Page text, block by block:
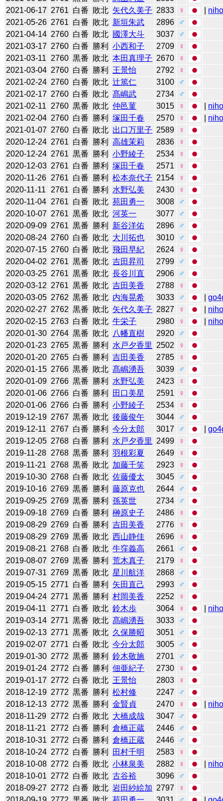
2021-06-17 2761 白番 敗北 矢代久美子 2833 ♀
2021-05-26 2761 白番 敗北 新垣朱武 2896
♂
2021-04-14 2760 白番 敗北 國澤大斗 3037
♂
2021-03-17 2760 白番 勝利 小西和子 2709
♀
2021-03-11
2760 黒番 敗北 本田真理子 2670
♀
2021-03-04 2760 白番 勝利 王景怡 2792
♀
2021-02-24 2760 白番 敗北 辻󠄀篤仁 3100
♂
2021-02-17 2760 白番 敗北 髙嶋武 2734
♂
2021-02-11
2760 黒番 敗北 仲邑菫 3015 ♀
2021-02-04 2760 白番 勝利 塚田千春 2570 ♀
2021-01-07 2760 白番 敗北 出口万里子 2589
♀
2020-12-24 2761 白番 勝利 高雄茉莉 2836
♀
2020-12-24 2761 黒番 勝利 小野綾子 2534
♀
2020-12-03 2761 白番 勝利 塚田千春 2571
♀
2020-11-26 2761 白番 勝利 松本奈代子 2154
♀
2020-11-11
2761 白番 勝利 水野弘美 2430
♀
2020-11-04 2761 白番 敗北 苑田勇一 3008
♂
2020-10-07 2761 黒番 敗北 河英一 3077
♂
2020-09-09 2761 黒番 勝利 新谷洋佑 2896
♂
2020-08-24 2760 白番 敗北 大川拓也 3010
♂
2020-07-15 2760 白番 敗北 飛田早紀 2624
♀
2020-04-02 2761 黒番 敗北 吉田昇司 2799
♂
2020-03-25 2761 黒番 敗北 長谷川直 2906
♂
2020-03-12 2761 黒番 敗北 吉田美香 2788
♀
2020-03-05 2762 黒番 敗北 内海晃希 3033 ♂ |
2020-02-27 2762 黒番 敗北 矢代久美子 2827 ♀
2020-02-15 2763 白番 敗北 牛栄子 2980 ♀
2020-01-30 2764 黒番 敗北 八幡直樹 2920
♂
2020-01-23 2765 黒番 勝利 水戸夕香里 2502
♀
2020-01-20 2765 白番 勝利 吉田美香 2785
♀
2020-01-15 2766 黒番 敗北 髙嶋湧吾 3039
♂
2020-01-09 2766 黒番 勝利 水野弘美 2423
♀
2020-01-06 2766 白番 勝利 田口美星 2591
♀
2020-01-06 2766 白番 勝利 小野綾子 2534
♀
2019-12-19 2767 黒番 敗北 後藤俊午 3044
♂
2019-12-11
2767 白番 勝利 今分太郎 3017 ♂ |
2019-12-05 2768 白番 勝利 水戸夕香里 2499
♀
2019-11-28 2768 黒番 勝利 羽根彩夏 2649
♀
2019-11-21
2768 黒番 敗北 加藤千笑 2923
♀
2019-10-30 2768 白番 敗北 佐藤優太 3045
♂
2019-10-16 2769 黒番 勝利 藤原克也 2644
♂
2019-09-25 2769 黒番 勝利 孫英世 2734
♂
2019-09-18 2769 白番 勝利 榊原史子 2486
♀
2019-08-29 2769 白番 勝利 吉田美香 2776
♀
2019-08-29 2769 黒番 敗北 西山静佳 2696
♀
2019-08-21 2768 白番 敗北 牛窪義高 2661
♂
2019-08-07 2769 黒番 勝利 荒木真子 2179
♀
2019-07-31 2769 黒番 敗北 星川航洋 2868
♂
2019-05-15 2771 白番 勝利 矢田直己 2993
♂
2019-04-24 2771 黒番 勝利 村岡美香 2252
♀
2019-04-11
2771 白番 敗北 鈴木歩 3064 ♀
2019-03-14 2771 黒番 敗北 髙嶋湧吾 3033
♂
2019-02-13 2771 黒番 敗北 久保勝昭 3051
♂
2019-02-07 2771 白番 敗北 今分太郎 3005
♂
2019-01-30 2772 黒番 勝利 鈴木敬施 2701
♂
2019-01-24 2772 白番 勝利 佃亜紀子 2730
♀
2019-01-17 2772 白番 敗北 王景怡 2803
♀
2018-12-19 2772 黒番 勝利 松村修 2247
♂
2018-12-13 2772 黒番 勝利 金賢貞 2470 ♀
2018-11-29 2772 白番 敗北 大橋成哉 3047
♂
2018-11-21
2772 白番 勝利 倉橋正蔵 2446
♂
2018-10-31 2772 白番 勝利 倉橋正蔵 2446
♂
2018-10-24 2772 白番 勝利 田村千明 2583
♀
2018-10-08 2772 白番 敗北 小林泉美 2882 ♀
2018-10-01 2772 白番 敗北 古谷裕 3096
♂
2018-09-27 2772 白番 敗北 岩田紗絵加 2797
♀